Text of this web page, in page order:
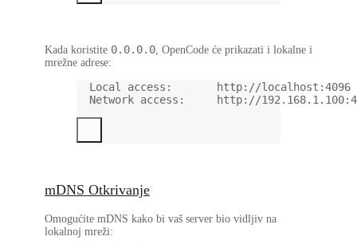
Kada koristite 0.0.0.0 , OpenCode će prikazati i lokalne i
mrežne adrese:
Local access:       http://localhost:4096
Network access:     http://
mDNS Otkrivanje
Omogućite mDNS kako bi vaš server bio vidljiv na
lokalnoj mreži: